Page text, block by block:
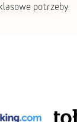
potrzeby.